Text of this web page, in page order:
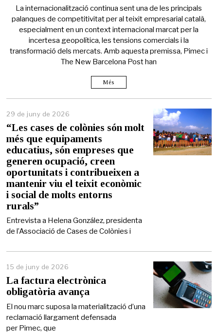
La internacionalització continua sent una de les principals
palanques de competitivitat per al teixit empresarial català,
especialment en un context internacional marcat per la
incertesa geopolítica, les tensions comercials i la
transformació dels mercats. Amb aquesta premissa, Pimec i
The New Barcelona Post han
Més
29 de juny de 2026
d
e
n
y
e
2
6
“Les cases de colònies són molt
més que equipaments
educatius, són empreses que
generen ocupació, creen
oportunitats i contribueixen a
mantenir viu el teixit econòmic
i social de molts entorns
rurals”
Entrevista a Helena González, presidenta
de l’Associació de Cases de Colònies i
15 de juny de 2026
d
e
u
n
La factura electrònica
obligatòria avança
El nou marc suposa la materialització d’una
reclamació llargament defensada
per Pimec, que